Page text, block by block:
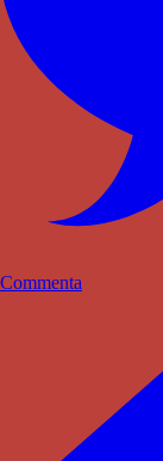
Commenta